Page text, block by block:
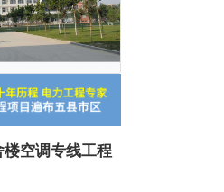
空调专线工程